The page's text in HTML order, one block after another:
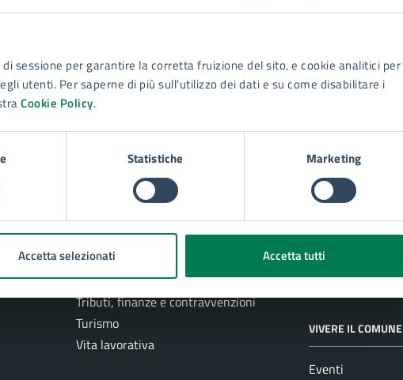
sessione per garantire la corretta fruizione del sito, e cookie analitici per
utenti. Per saperne di più sull'utilizzo dei dati e su come disabilitare i
Cookie Policy.
Statistiche Marketing
Accetta selezionati Accetta tutti
Imprese e commercio
Mobilità e trasporti
Salute, benessere e assistenza
Tributi, finanze e contravvenzioni
Turismo
Vita lavorativa
NOVITÀ
Notizie
Comunicati
Avvisi
VIVERE IL COMUNE
Eventi